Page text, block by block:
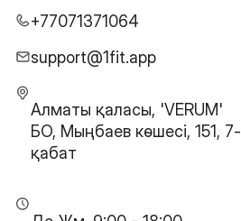
+77071371064
support@1fit.app
Алматы қаласы, 'VERUM'
БО, Мыңбаев көшесі, 151, 7-
қабат